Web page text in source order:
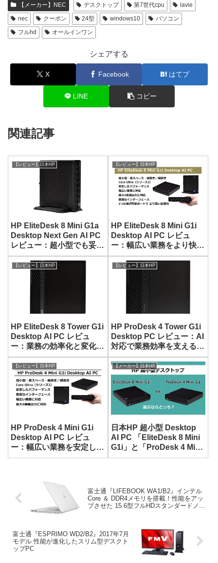
【メーカー】NEC デスクトップ 第7世代cpu
lavie
nec
クーポン 24型 windows10
パソコン
フルhd
オールインワン
シェアする
X Facebook はてブ
LINE コピー
関連記事
【レビュー】日本HP
HP EliteDesk 8 Mini G1a
Desktop Next Gen AI PC
レビュー：超小型でも妥協
なく業務をこなせる一台
【レビュー】日本HP
HP EliteDesk 8 Mini G1i
Desktop AI PC レビュ
ー：幅広い業務をより快適
にこなせる超小型デスクト
ップ
【レビュー】日本HP
HP EliteDesk 8 Tower G1i
Desktop AI PC レビュ
ー：業務の効率化と変化に
対応できるビジネス向けデ
スクトップPC
【レビュー】日本HP
HP ProDesk 4 Tower G1i
Desktop PC レビュー：AI
対応で業務効率を支えるビ
ジネス向けデスクトップ
PC
【レビュー】日本HP
HP ProDesk 4 Mini G1i
Desktop AI PC レビュ
ー：幅広い業務を安定して
こなせる超小型デスクトッ
【メーカー】日本HP
日本HP 超小型 Desktop
AI PC 「EliteDesk 8 Mini
G1i」と「ProDesk 4 Mini
G1i」の比較
富士通『LIFEBOOK WA1/B2』インテル
Core ＆ DDR4メモリを搭載！性能をアッ
プさせた 15.6型フルHDスタンダードノー
富士通『ESPRIMO WD2/B2』2017年7月
モデル 性能が進化したスリム型デスクト
ップPC